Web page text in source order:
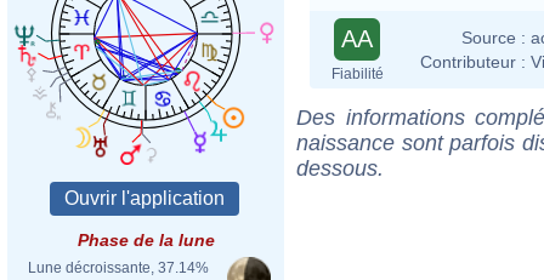
Phase de la lune
Lune décroissante, 37.14%
AA
Fiabilité
Source :
Contributeur :
Des informations
naissance sont parfois
dessous.